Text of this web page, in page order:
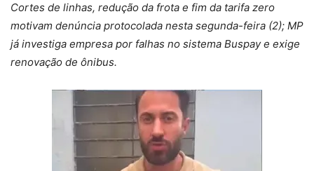
Cortes de linhas, redução da frota e fim da tarifa zero
motivam denúncia protocolada nesta segunda-feira (2); MP
já investiga empresa por falhas no sistema Buspay e exige
renovação de ônibus.